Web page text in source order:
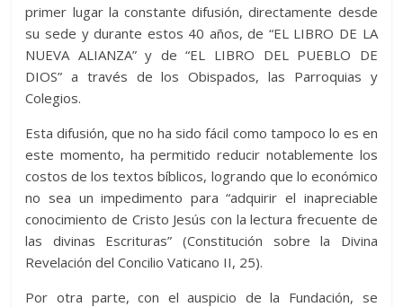
primer lugar la constante difusión, directamente desde
su sede y durante estos 40 años, de “EL LIBRO DE LA
NUEVA ALIANZA” y de “EL LIBRO DEL PUEBLO DE
DIOS” a través de los Obispados, las Parroquias y
Colegios.
Esta difusión, que no ha sido fácil como tampoco lo es en
este momento, ha permitido reducir notablemente los
costos de los textos bíblicos, logrando que lo económico
no sea un impedimento para “adquirir el inapreciable
conocimiento de Cristo Jesús con la lectura frecuente de
las divinas Escrituras” (Constitución sobre la Divina
Revelación del Concilio Vaticano II, 25).
Por otra parte, con el auspicio de la Fundación, se